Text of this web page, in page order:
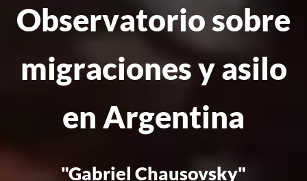
Observatorio sobre
migraciones y asilo
en Argentina
"Gabriel Chausovsky"